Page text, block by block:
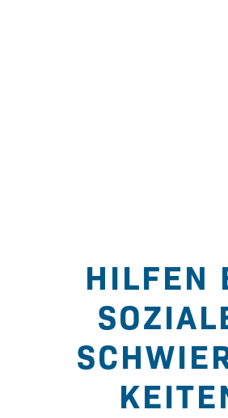
HILFEN